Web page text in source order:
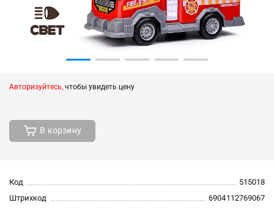
Авторизуйтесь, чтобы увидеть цену
В корзину
Код
515018
Штрихкод
6904112769067